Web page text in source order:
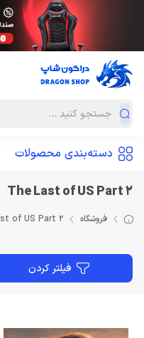
دسته‌بندی محصولات
The Last of US Part 2
فروشگاه of US Part 2
فیلتر کردن